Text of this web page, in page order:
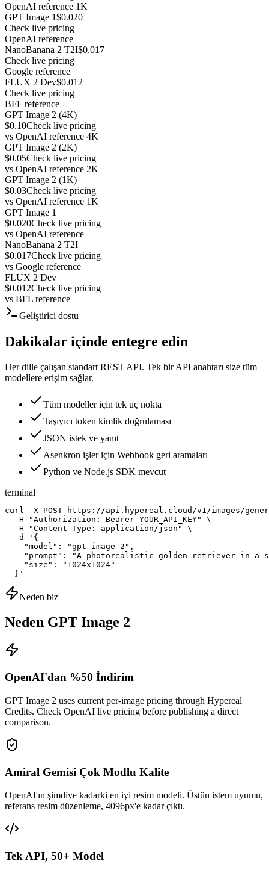
OpenAI reference 1K
GPT Image 1$0.020
Check live pricing
OpenAI reference
NanoBanana 2 T2I$0.017
Check live pricing
Google reference
FLUX 2 Dev$0.012
Check live pricing
BFL reference
GPT Image 2 (4K)
$0.10Check live pricing
vs OpenAI reference 4K
GPT Image 2 (2K)
$0.05Check live pricing
vs OpenAI reference 2K
GPT Image 2 (1K)
$0.03Check live pricing
vs OpenAI reference 1K
GPT Image 1
$0.020Check live pricing
vs OpenAI reference
NanoBanana 2 T2I
$0.017Check live pricing
vs Google reference
FLUX 2 Dev
$0.012Check live pricing
vs BFL reference
Geliştirici dostu
Dakikalar içinde entegre edin
Her dille çalışan standart REST API. Tek bir API anahtarı size tüm
modellere erişim sağlar.
Tüm modeller için tek uç nokta
Taşıyıcı token kimlik doğrulaması
JSON istek ve yanıt
Asenkron işler için Webhook geri aramaları
Python ve Node.js SDK mevcut
terminal
curl -X POST https://api.hypereal.cloud/v1/images/
  -H "Authorization: Bearer YOUR_API_KEY" \
  -H "Content-Type: application/json" \
  -d '{
    "model": "gpt-image-2",
"prompt": "A photorealistic golden retriever in a
    "size": "1024x1024"
  }'
Neden biz
Neden GPT Image 2
OpenAI'dan %50 İndirim
GPT Image 2 uses current per-image pricing through Hypereal
Credits. Check OpenAI live pricing before publishing a direct
comparison.
Amiral Gemisi Çok Modlu Kalite
OpenAI'ın şimdiye kadarki en iyi resim modeli. Üstün istem uyumu,
referans resim düzenleme, 4096px'e kadar çıktı.
Tek API, 50+ Model